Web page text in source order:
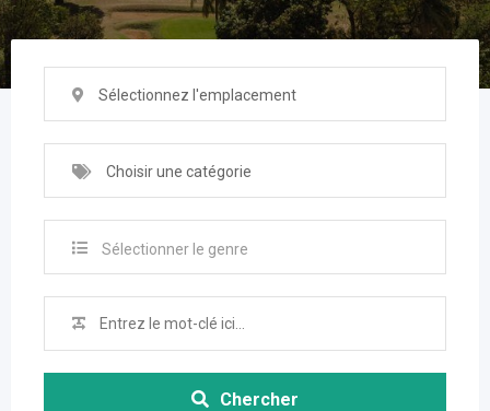
Sélectionnez l'emplacement
Choisir une catégorie
Sélectionner le genre
Chercher